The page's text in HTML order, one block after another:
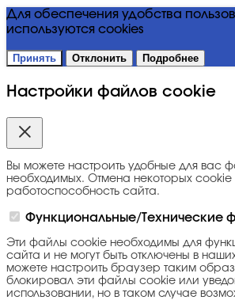
Для обеспечения удобства
используются cookies
Принять Отклонить Подробнее
Настройки файлов cookie
Вы можете настроить удобные для вас
необходимых. Отмена некоторых cookie
работоспособность сайта.
Функциональные/Технические
Эти файлы cookie необходимы для
сайта и не могут быть отключены в
можете настроить браузер таким
блокировал эти файлы cookie или
использовании, но в таком случае